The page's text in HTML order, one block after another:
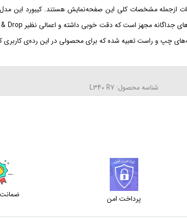
چپ و راست تعبیه شده که برای محصولی در این رده‌ی کاربری
شناسه محصول: L340 R7
پرداخت امن